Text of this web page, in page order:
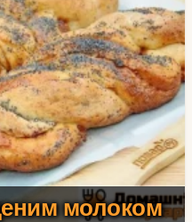
молоком